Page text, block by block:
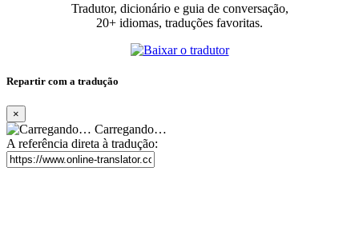
Tradutor, dicionário e guia de conversação,
20+ idiomas, traduções favoritas.
Repartir com a tradução
×
Carregando…
A referência direta à tradução: